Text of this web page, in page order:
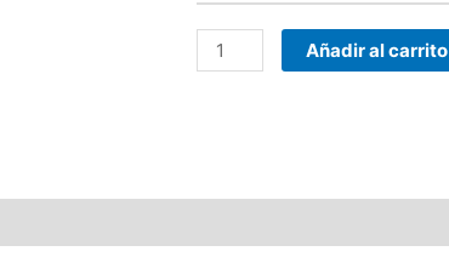
Añadir al carrito